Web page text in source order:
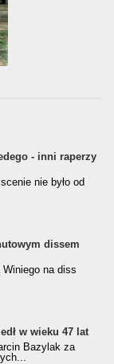
- inni raperzy
nie było od
dissem
Winiego na diss
w wieku 47 lat
Bazylak za